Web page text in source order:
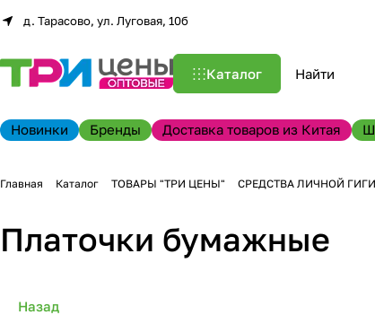
д. Тарасово, ул. Луговая, 10б
Каталог
Новинки Бренды Доставка товаров из Китая
Главная Каталог ТОВАРЫ "ТРИ ЦЕНЫ" СРЕДСТВА ЛИЧНОЙ
Платочки бумажные
Назад